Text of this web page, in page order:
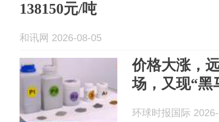
138150元/吨
和讯网 2026-08-05
价格大涨，
场，又现“黑
环球时报国际